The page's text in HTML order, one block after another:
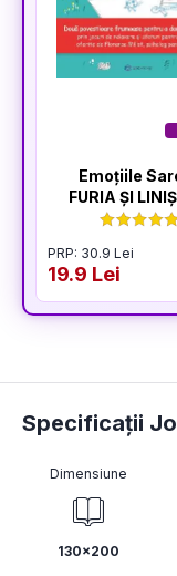
Emoțiile
FURIA ȘI
PRP: 30.9 Lei
19.9 Lei
Specificații
Dimensiune
130x200